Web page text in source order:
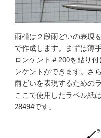
雨樋は２段雨どいの表現
で作成します。まずは薄
ロンケント＃200を貼り
ンケントができます。さ
雨どいを表現するための
ここで使用したラベル紙
28494です。